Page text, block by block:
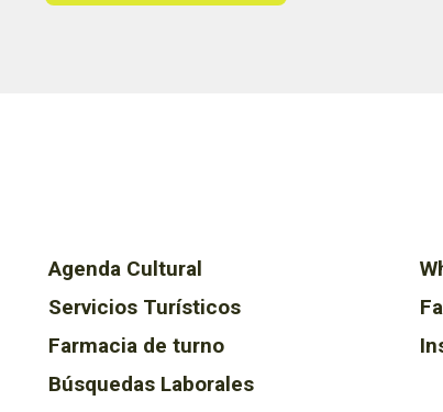
Agenda Cultural
Servicios Turísticos
Farmacia de turno
Búsquedas Laborales